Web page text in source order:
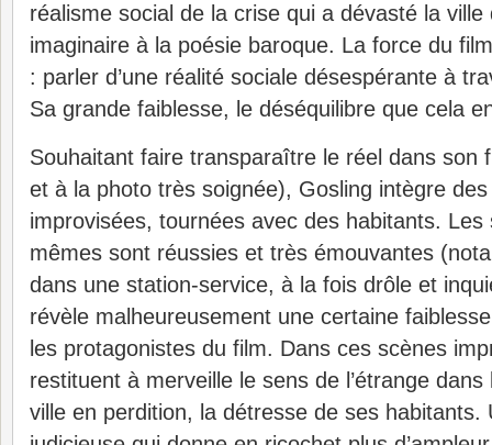
réalisme social de la crise qui a dévasté la
imaginaire à la poésie baroque. La force du
: parler d’une réalité sociale désespérante à
Sa grande faiblesse, le déséquilibre que cela
Souhaitant faire transparaître le réel dans son
et à la photo très soignée), Gosling intègre
improvisées, tournées avec des habitants. Les
mêmes sont réussies et très émouvantes
dans une station-service, à la fois drôle et
révèle malheureusement une certaine
les protagonistes du film. Dans ces scènes
restituent à merveille le sens de l’étrange
ville en perdition, la détresse de ses habitants.